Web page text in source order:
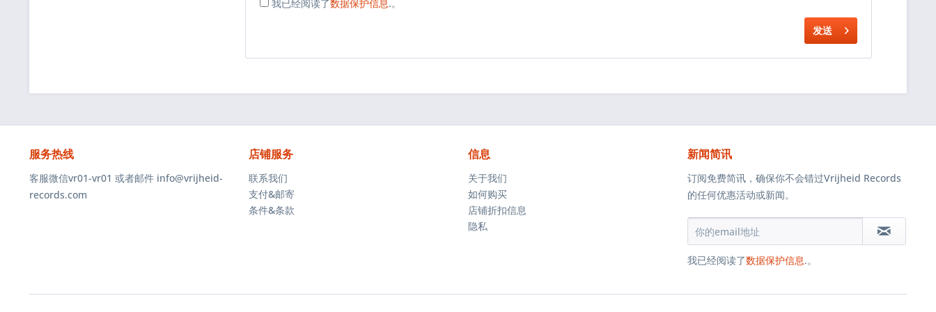
我已经阅读了数据保护信息.。
发送
服务热线
客服微信vr01-vr01 或者邮件 info@vrijheid-
records.com
店铺服务
联系我们
支付&邮寄
条件&条款
信息
关于我们
如何购买
店铺折扣信息
隐私
新闻简讯
订阅免费简讯，确保你不会错过Vrijheid Records
的任何优惠活动或新闻。
我已经阅读了数据保护信息.。